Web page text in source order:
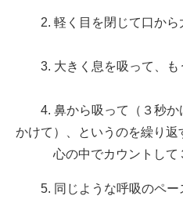
2. 軽く目を閉じて口から
3. 大きく息を吸って、も
4. 鼻から吸って（３秒か
かけて）、というのを繰り返
心の中でカウントして３
5. 同じような呼吸のペー